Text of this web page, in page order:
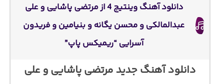
دانلود آهنگ وینتیج 4 از مرتضی پاشایی و علی
عبدالمالکی و محسن یگانه و بنیامین و فریدون
آسرایی “ریمیکس پاپ”
دانلود آهنگ جدید مرتضی پاشایی و علی